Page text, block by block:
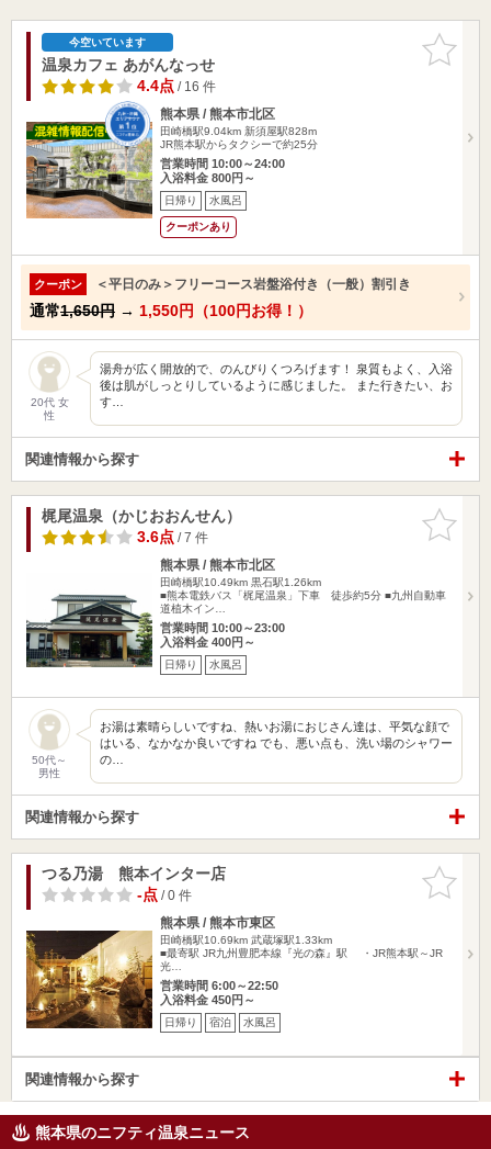
お気に入
りに追加
今空いています
温泉カフェ あがんなっせ
4.4点/ 16 件
熊本県 / 熊本市北区
田崎橋駅9.04km 新須屋駅828m
JR熊本駅からタクシーで約25分
営業時間 10:00～24:00
入浴料金 800円～
日帰り 水風呂
クーポンあり
クーポン ＜平日のみ＞フリーコース岩盤浴付き（一般）割引き
通常1,650円 → 1,550円（100円お得！）
20代 女
性
湯舟が広く開放的で、のんびりくつろげます！ 泉質もよく、入浴
後は肌がしっとりしているように感じました。 また行きたい、お
す…
関連情報から探す
お気に入
りに追加
梶尾温泉（かじおおんせん）
3.6点/ 7 件
熊本県 / 熊本市北区
田崎橋駅10.49km 黒石駅1.26km
■熊本電鉄バス「梶尾温泉」下車 徒歩約5分 ■九州自動車
道植木イン…
営業時間 10:00～23:00
入浴料金 400円～
日帰り 水風呂
50代～
男性
お湯は素晴らしいですね、熱いお湯におじさん達は、平気な顔で
はいる、なかなか良いですね でも、悪い点も、洗い場のシャワー
の…
関連情報から探す
お気に入
りに追加
つる乃湯 熊本インター店
-点/ 0 件
熊本県 / 熊本市東区
田崎橋駅10.69km 武蔵塚駅1.33km
■最寄駅 JR九州豊肥本線『光の森』駅 ・JR熊本駅～JR
光…
営業時間 6:00～22:50
入浴料金 450円～
日帰り 宿泊 水風呂
関連情報から探す
熊本県のニフティ温泉ニュース